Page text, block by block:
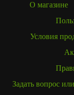
О магазине
Условия
Задать вопрос